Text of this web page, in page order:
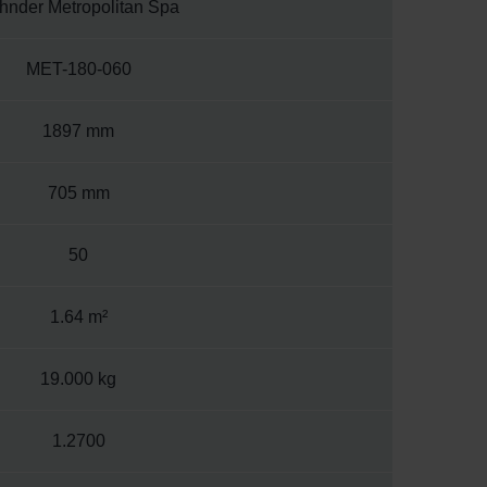
Metropolitan Spa
MET-180-060
1897 mm
705 mm
50
1.64 m²
19.000 kg
1.2700